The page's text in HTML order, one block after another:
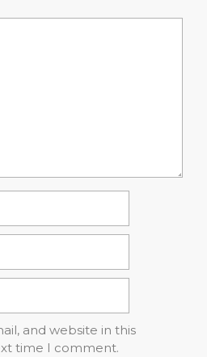
and website in this
time I comment.